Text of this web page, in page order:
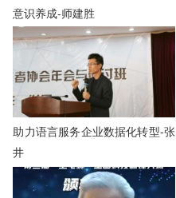
意识养成-师建胜
助力语言服务企业数据化转型-张
井